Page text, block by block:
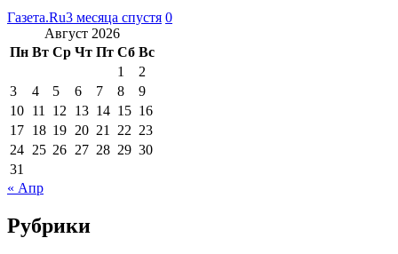
Газета.Ru3 месяца спустя 0
Август 2026
Пн Вт Ср Чт Пт Сб Вс
1
2
3
4 5 6 7 8
9
10 11 12 13 14 15 16
17 18 19 20 21 22 23
24 25 26 27 28 29 30
31
« Апр
Рубрики